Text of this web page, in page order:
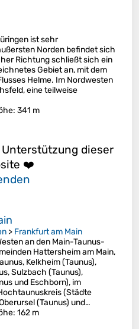
ist sehr
Norden befindet sich
Richtung schließt sich ein
Gebiet an, mit dem
Helme. Im Nordwesten
eine teilweise
: 341 m
dieser
❤️
> Frankfurt am Main
an den Main-Taunus-
Hattersheim am Main,
Kelkheim (Taunus),
Sulzbach (Taunus),
und Eschborn), im
(Städte
(Taunus) und…
: 162 m